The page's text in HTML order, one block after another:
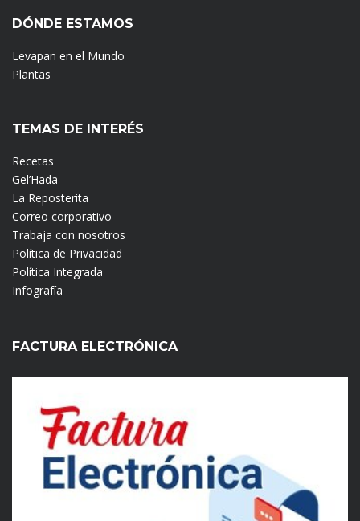
DÓNDE ESTAMOS
Levapan en el Mundo
Plantas
TEMAS DE INTERÉS
Recetas
Gel’Hada
La Reposterita
Correo corporativo
Trabaja con nosotros
Política de Privacidad
Política Integrada
Infografía
FACTURA ELECTRÓNICA